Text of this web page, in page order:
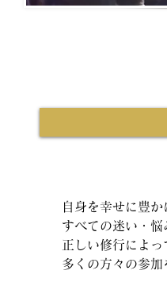
自身を幸せに豊
すべての迷い・
正しい修行によ
多くの方々の参